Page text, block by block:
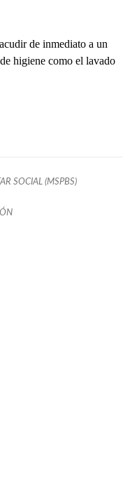
de inmediato a un
higiene como el lavado
SOCIAL (MSPBS)